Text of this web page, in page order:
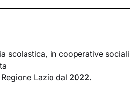
l’altro, verso ilcambiamento
sicuro, in cui condividere ciò
della tua vita. Avrò cura di
per far emergere i tuoi bisogni e
i nodi più spinosi e nel
e comportamenti
scolastica, in cooperative
Lazio dal 2022.